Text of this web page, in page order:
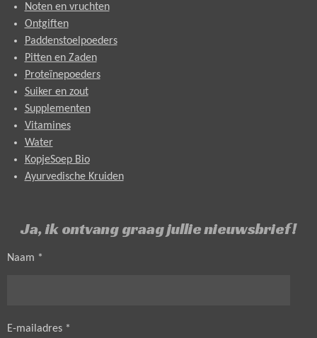
Noten en vruchten
Ontgiften
Paddenstoelpoeders
Pitten en Zaden
Proteïnepoeders
Suiker en zout
Supplementen
Vitamines
Water
KopjeSoep Bio
Ayurvedische Kruiden
Ja, ik ontvang graag jullie nieuwsbrief!
Naam *
E-mailadres *